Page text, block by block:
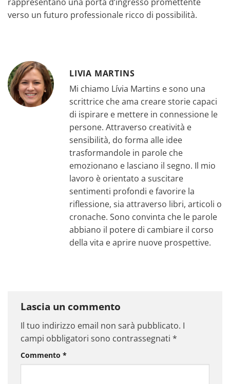
verso un futuro professionale ricco di possibilità.
LIVIA MARTINS
Mi chiamo Lívia Martins e sono una
scrittrice che ama creare storie capaci
di ispirare e mettere in connessione le
persone. Attraverso creatività e
sensibilità, do forma alle idee
trasformandole in parole che
emozionano e lasciano il segno. Il mio
lavoro è orientato a suscitare
sentimenti profondi e favorire la
riflessione, sia attraverso libri, articoli o
cronache. Sono convinta che le parole
abbiano il potere di cambiare il corso
della vita e aprire nuove prospettive.
Lascia un commento
Il tuo indirizzo email non sarà pubblicato. I
campi obbligatori sono contrassegnati *
Commento *